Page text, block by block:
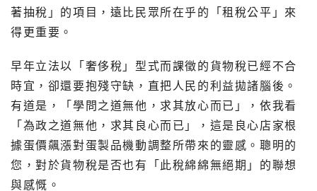
著抽稅」的項目，遠比民眾所在乎的「租稅公平」來
得更重要。
早年立法以「奢侈稅」型式而課徵的貨物稅已經不合
時宜，卻還要抱殘守缺，直把人民的利益拋諸腦後。
有道是，「學問之道無他，求其放心而已」，依我看
「為政之道無他，求其良心而已」，這是良心店家根
據蛋價飆漲對蛋製品機動調整所帶來的靈感。聰明的
您，對於貨物稅是否也有「此稅綿綿無絕期」的聯想
與感慨。